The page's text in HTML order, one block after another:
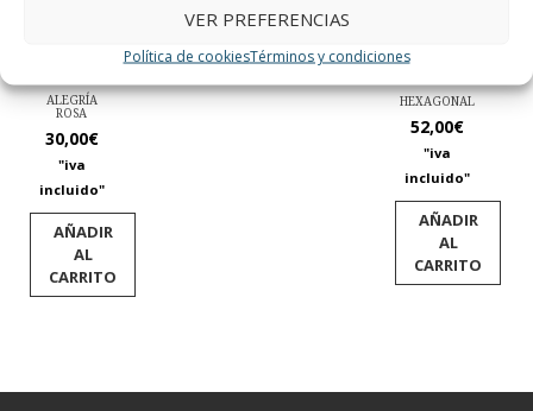
VER PREFERENCIAS
Política de cookiesTérminos y condiciones
ALEGRÍA
ROSA
30,00€
"iva
incluido"
AÑADIR
AL
CARRITO
HEXAGONAL
52,00€
"iva
incluido"
AÑADIR
AL
CARRITO